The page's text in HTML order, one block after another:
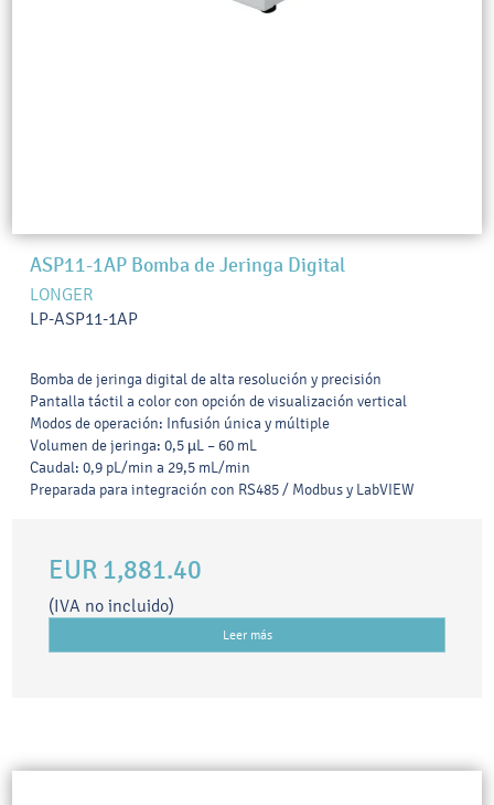
ASP11-1AP Bomba de Jeringa Digital
LONGER
LP-ASP11-1AP
Bomba de jeringa digital de alta resolución y precisión
Pantalla táctil a color con opción de visualización vertical
Modos de operación: Infusión única y múltiple
Volumen de jeringa: 0,5 µL – 60 mL
Caudal: 0,9 pL/min a 29,5 mL/min
Preparada para integración con RS485 / Modbus y LabVIEW
EUR 1,881.40
(IVA no incluido)
Leer más